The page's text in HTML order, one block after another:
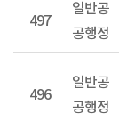
497
일반공
공행정
496
일반공
공행정